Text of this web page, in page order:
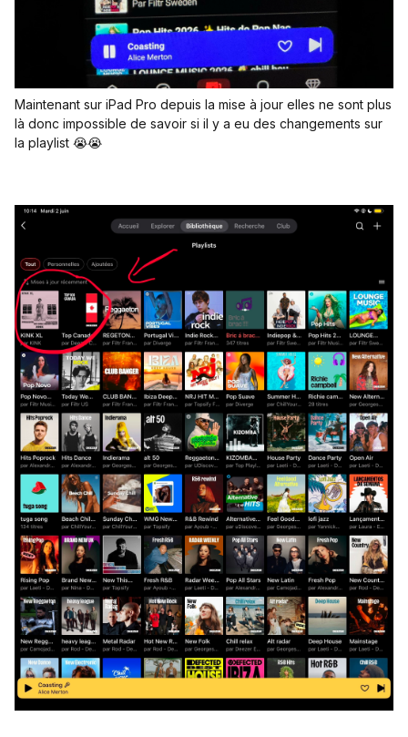
Maintenant sur iPad Pro depuis la mise à jour elles ne sont plus
là donc impossible de savoir si il y a eu des changements sur
la playlist 😭😭